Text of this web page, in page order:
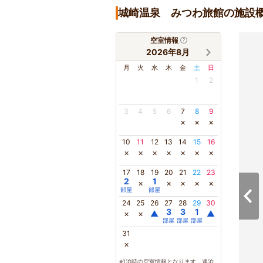
城崎温泉 みつわ旅館の施設
空室情報
2026年8月
月 火 水 木 金 土 日
1 2
3 4 5 6 7
×
8
×
9
×
10
×
11
×
12
×
13
×
14
×
15
×
16
×
17
2
部屋
18
×
19
1
部屋
20
×
21
×
22
×
23
×
24
×
25
×
26
▲
27
3
部屋
28
3
部屋
29
1
部屋
30
▲
31
×
※1泊時の空室情報となります。連泊